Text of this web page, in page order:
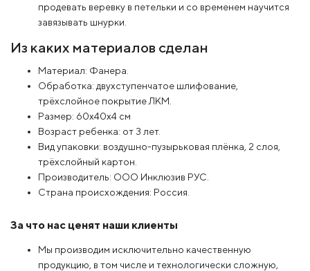
продевать веревку в петельки и со временем научится
завязывать шнурки.
Из каких материалов сделан
Материал: Фанера.
Обработка: двухступенчатое шлифование,
трёхслойное покрытие ЛКМ.
Размер: 60x40х4 см
Возраст ребенка: от 3 лет.
Вид упаковки: воздушно-пузырьковая плёнка, 2 слоя,
трёхслойный картон.
Производитель: ООО Инклюзив РУС.
Страна происхождения: Россия.
За что нас ценят наши клиенты
Мы производим исключительно качественную
продукцию, в том числе и технологически сложную,